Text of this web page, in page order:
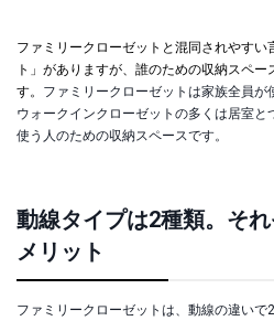
ファミリークローゼットと混同されやすい
ト」がありますが、誰のための収納スペ
す。 ファミリークローゼットは家族全員が
ウォークインクローゼットの多くは居室
使う人のための収納スペースです。
動線タイプは2種類。そ
メリット
ファミリークローゼットは、動線の違いで